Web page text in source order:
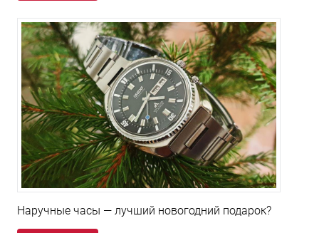
Наручные часы — лучший новогодний подарок?